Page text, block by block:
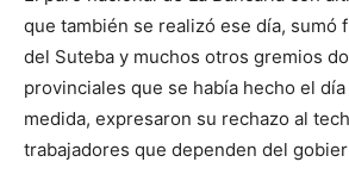
que también se realizó ese día, sumó
del Suteba y muchos otros gremios
provinciales que se había hecho el
medida, expresaron su rechazo al
trabajadores que dependen del